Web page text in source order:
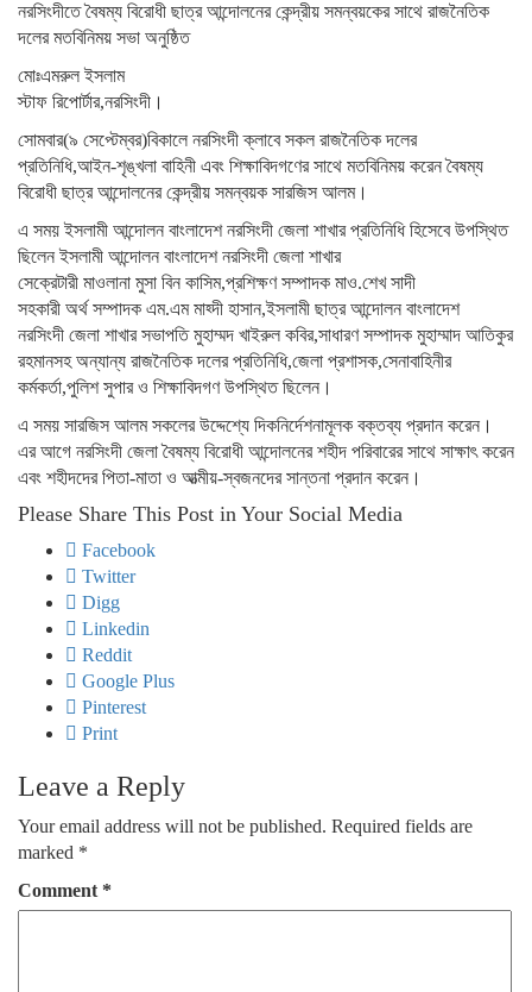
নরসিংদীতে বৈষম্য বিরোধী ছাত্র আন্দোলনের কেন্দ্রীয় সমন্বয়কের সাথে রাজনৈতিক
দলের মতবিনিময় সভা অনুষ্ঠিত
মোঃএমরুল ইসলাম
স্টাফ রিপোর্টার,নরসিংদী।
সোমবার(৯ সেপ্টেম্বর)বিকালে নরসিংদী ক্লাবে সকল রাজনৈতিক দলের
প্রতিনিধি,আইন-শৃঙ্খলা বাহিনী এবং শিক্ষাবিদগণের সাথে মতবিনিময় করেন বৈষম্য
বিরোধী ছাত্র আন্দোলনের কেন্দ্রীয় সমন্বয়ক সারজিস আলম।
এ সময় ইসলামী আন্দোলন বাংলাদেশ নরসিংদী জেলা শাখার প্রতিনিধি হিসেবে উপস্থিত
ছিলেন ইসলামী আন্দোলন বাংলাদেশ নরসিংদী জেলা শাখার
সেক্রেটারী মাওলানা মুসা বিন কাসিম,প্রশিক্ষণ সম্পাদক মাও.শেখ সাদী
সহকারী অর্থ সম্পাদক এম.এম মাহ্দী হাসান,ইসলামী ছাত্র আন্দোলন বাংলাদেশ
নরসিংদী জেলা শাখার সভাপতি মুহাম্মদ খাইরুল কবির,সাধারণ সম্পাদক মুহাম্মাদ আতিকুর
রহমানসহ অন্যান্য রাজনৈতিক দলের প্রতিনিধি,জেলা প্রশাসক,সেনাবাহিনীর
কর্মকর্তা,পুলিশ সুপার ও শিক্ষাবিদগণ উপস্থিত ছিলেন।
এ সময় সারজিস আলম সকলের উদ্দেশ্যে দিকনির্দেশনামূলক বক্তব্য প্রদান করেন।
এর আগে নরসিংদী জেলা বৈষম্য বিরোধী আন্দোলনের শহীদ পরিবারের সাথে সাক্ষাৎ করেন
এবং শহীদদের পিতা-মাতা ও আত্মীয়-স্বজনদের সান্তনা প্রদান করেন।
Please Share This Post in Your Social Media
Facebook
Twitter
Digg
Linkedin
Reddit
Google Plus
Pinterest
Print
Leave a Reply
Your email address will not be published. Required fields are
marked *
Comment *